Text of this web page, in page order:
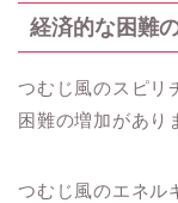
経済的な困難
つむじ風のスピリ
困難の増加があり
つむじ風のエネル